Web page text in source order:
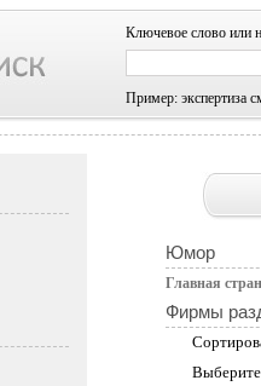
Ключевое слово или
Пример: экспертиза
Юмор
Главная
Фирмы